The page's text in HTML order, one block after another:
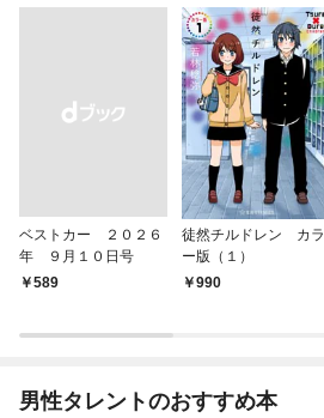
ベストカー ２０２６
年 ９月１０日号
￥589
徒然チルドレン カラ
ー版（１）
990
男性タレントのおすすめ本